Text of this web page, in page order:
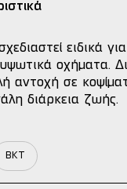
ειδικά
οχήματα.
αντοχή σε
διάρκεια ζωής.
BKT